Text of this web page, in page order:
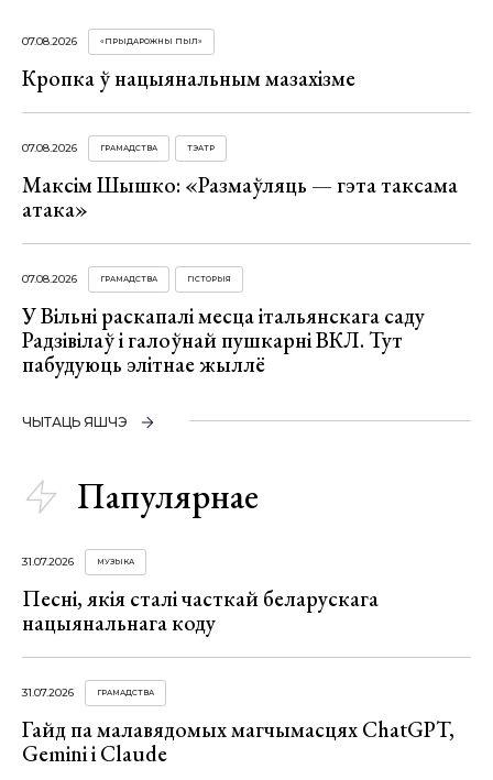
07.08.2026 «ПРЫДАРОЖНЫ ПЫЛ»
Кропка ў нацыянальным мазахізме
07.08.2026 ГРАМАДСТВА ТЭАТР
Максім Шышко: «Размаўляць — гэта таксама
атака»
07.08.2026 ГРАМАДСТВА ГІСТОРЫЯ
У Вільні раскапалі месца італьянскага саду
Радзівілаў і галоўнай пушкарні ВКЛ. Тут
пабудуюць элітнае жыллё
ЧЫТАЦЬ ЯШЧЭ
Папулярнае
31.07.2026 МУЗЫКА
Песні, якія сталі часткай беларускага
нацыянальнага коду
31.07.2026 ГРАМАДСТВА
Гайд па малавядомых магчымасцях ChatGPT,
Gemini і Claude